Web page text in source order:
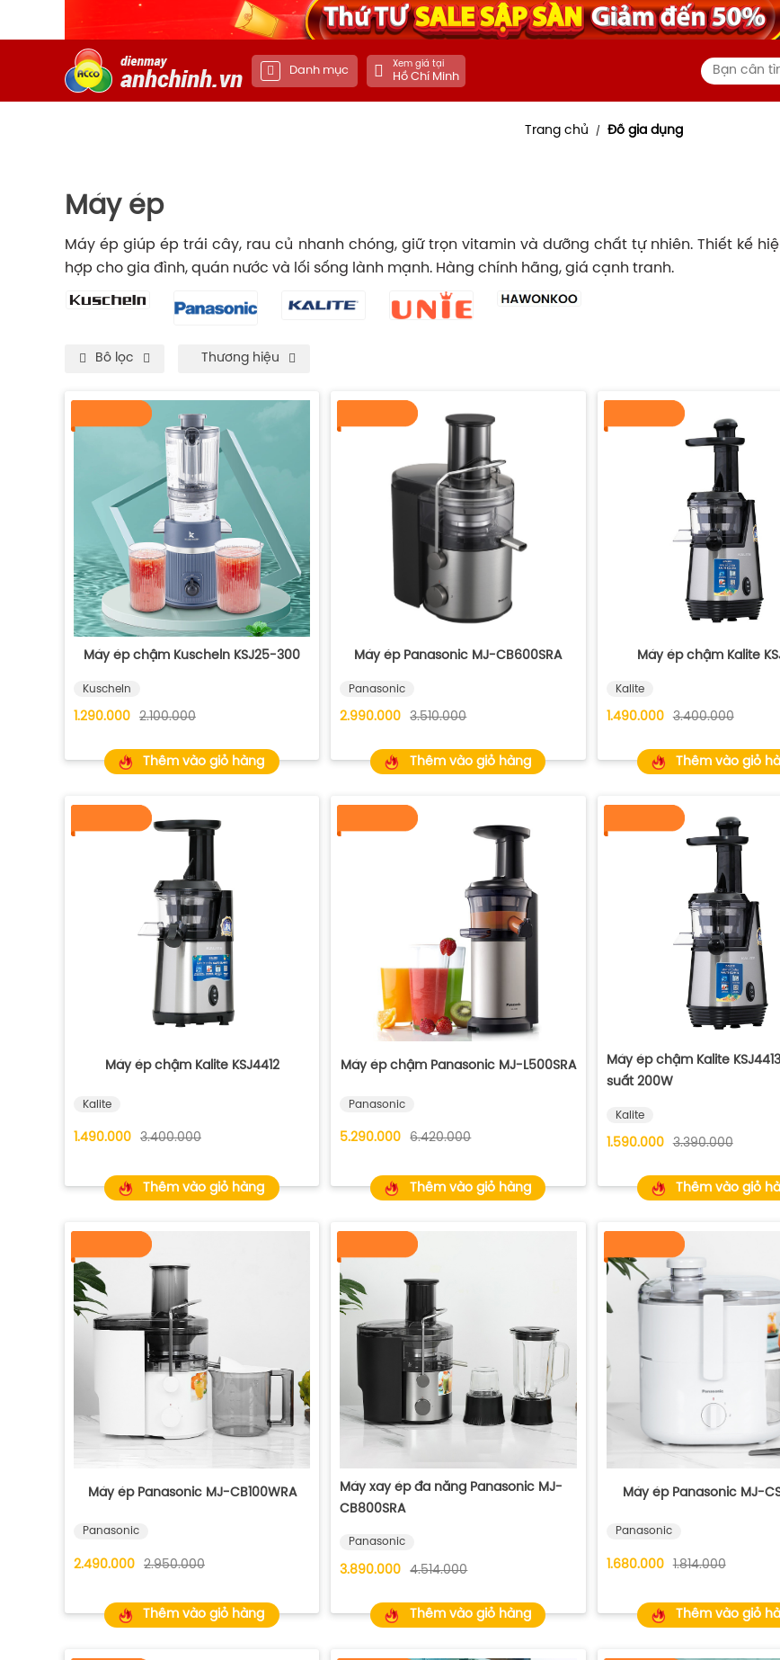
Danh mục
Xem giá tại
Hồ Chí Minh
Trang chủ / Đồ gia dụng
Máy ép
Máy ép giúp ép trái cây, rau củ nhanh chóng, giữ trọn vitamin và dưỡng chất tự nhiên. Thiết kế
hợp cho gia đình, quán nước và lối sống lành mạnh. Hàng chính hãng, giá cạnh tranh.
Bô lọc Thương hiệu
Máy ép chậm Kuscheln KSJ25-300
Kuscheln
1.290.000 2.100.000
Thêm vào giỏ hàng
Máy ép Panasonic MJ-CB600SRA
Panasonic
2.990.000 3.510.000
Thêm vào giỏ hàng
Máy ép chậm Kalite
Kalite
1.490.000 3.400.000
Thêm vào giỏ
Máy ép chậm Kalite KSJ4412
Kalite
1.490.000 3.400.000
Thêm vào giỏ hàng
Máy ép chậm Panasonic MJ-L500SRA
Panasonic
5.290.000 6.420.000
Thêm vào giỏ hàng
Máy ép chậm Kalite
suất 200W
Kalite
1.590.000 3.390.000
Thêm vào giỏ
Máy ép Panasonic MJ-CB100WRA
Panasonic
2.490.000 2.950.000
Thêm vào giỏ hàng
Máy xay ép đa năng Panasonic MJ-
CB800SRA
Panasonic
3.890.000 4.514.000
Thêm vào giỏ hàng
Máy ép Panasonic MJ-
Panasonic
1.680.000 1.814.000
Thêm vào giỏ